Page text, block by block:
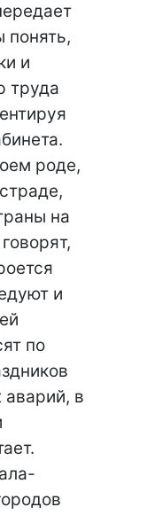
понять,
и
труда
роде,
на
и
по
аварий, в